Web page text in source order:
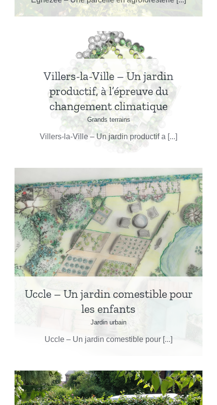
Villers-la-Ville – Un jardin
productif, à l’épreuve du
changement climatique
Grands terrains
Villers-la-Ville – Un jardin productif a [...]
Uccle – Un jardin comestible pour
les enfants
Jardin urbain
Uccle – Un jardin comestible pour [...]